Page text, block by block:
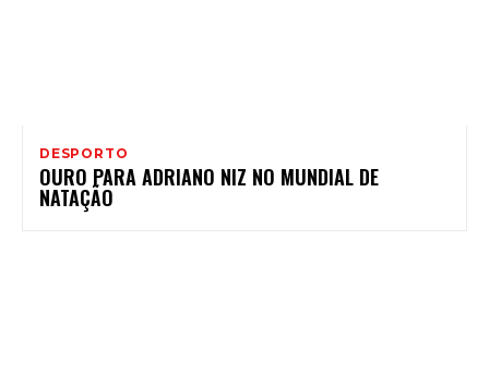
DESPORTO
OURO PARA ADRIANO NIZ NO MUNDIAL DE
NATAÇÃO